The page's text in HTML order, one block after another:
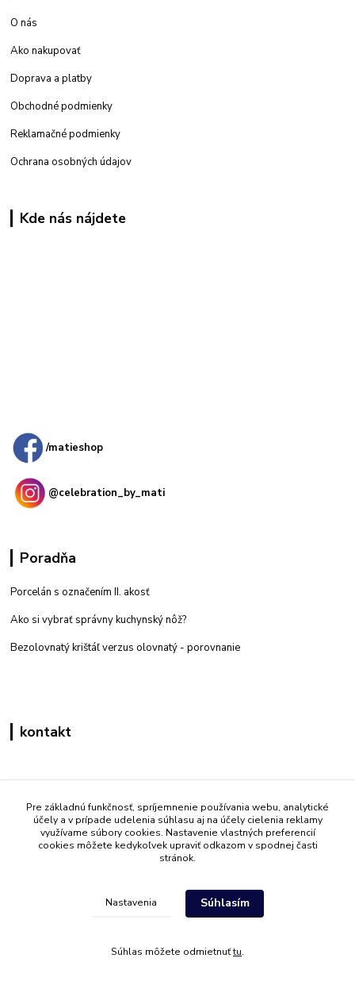
O nás
Ako nakupovať
Doprava a platby
Obchodné podmienky
Reklamačné podmienky
Ochrana osobných údajov
Kde nás nájdete
/matieshop
@celebration_by_mati
Poradňa
Porcelán s označením II. akosť
Ako si vybrať správny kuchynský nôž?
Bezolovnatý krištáľ verzus olovnatý - porovnanie
kontakt
+421 908 861 051
(Po - Pia 7:30-15:30)
info@mati.sk
Pre základnú funkčnosť, spríjemnenie používania webu, analytické
účely a v prípade udelenia súhlasu aj na účely cielenia reklamy
využívame súbory cookies. Nastavenie vlastných preferencií
cookies môžete kedykoľvek upraviť odkazom v spodnej časti
stránok.
Nastavenia Súhlasím
Súhlas môžete odmietnuťtu.